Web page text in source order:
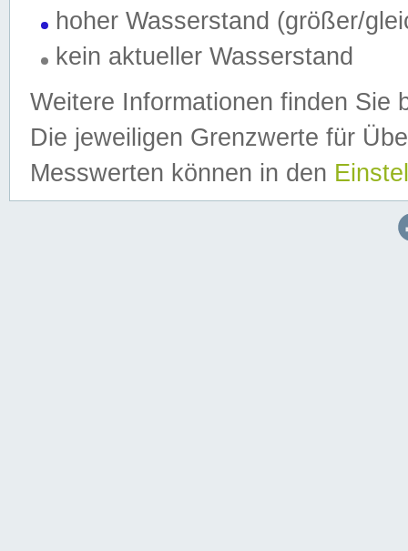
hoher Wasserstand (größer/
kein aktueller Wasserstand
Weitere Informationen finden Sie
Die jeweiligen Grenzwerte für
Messwerten können in den